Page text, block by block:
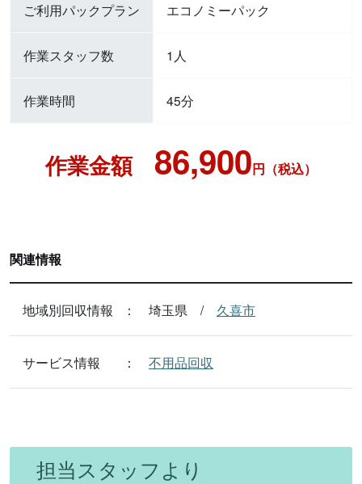
ご利用パックプラン エコノミーパック
作業スタッフ数 1人
作業時間 45分
作業金額 86,900円（税込）
関連情報
地域別回収情報 埼玉県 久喜市
サービス情報 不用品回収
担当スタッフより